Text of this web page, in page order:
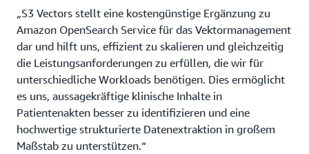
„S3 Vectors stellt eine kostengünstige Ergänzung zu
Amazon OpenSearch Service für das Vektormanagement
dar und hilft uns, effizient zu skalieren und gleichzeitig
die Leistungsanforderungen zu erfüllen, die wir für
unterschiedliche Workloads benötigen. Dies ermöglicht
es uns, aussagekräftige klinische Inhalte in
Patientenakten besser zu identifizieren und eine
hochwertige strukturierte Datenextraktion in großem
Maßstab zu unterstützen.“